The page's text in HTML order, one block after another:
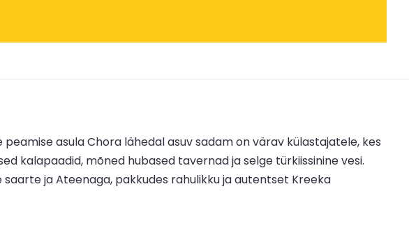
asula Chora lähedal asuv sadam on värav külastajatele, kes
kalapaadid, mõned hubased tavernad ja selge türkiissinine vesi.
ja Ateenaga, pakkudes rahulikku ja autentset Kreeka